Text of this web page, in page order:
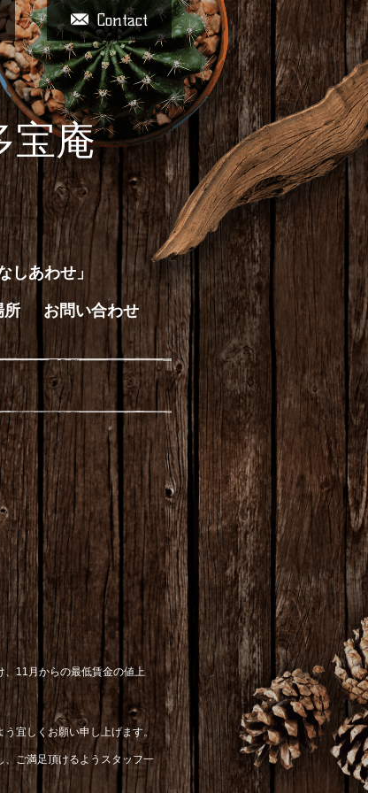
Contact
宝庵
しあわせ」
所 お問い合わせ
、11月からの最低賃金の値上
宜しくお願い申し上げます。
ご満足頂けるようスタッフ一